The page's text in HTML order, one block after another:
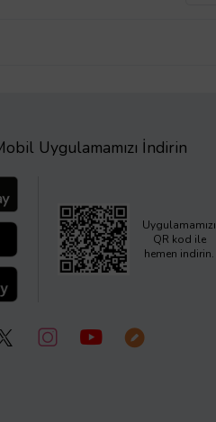
Uygulamamızı İndirin
Uygulamamızı
QR kod ile
hemen indirin.